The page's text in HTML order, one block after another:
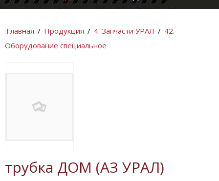
Главная / Продукция / 4. Запчасти УРАЛ / 42.
Оборудование специальное
трубка ДОМ (АЗ УРАЛ)